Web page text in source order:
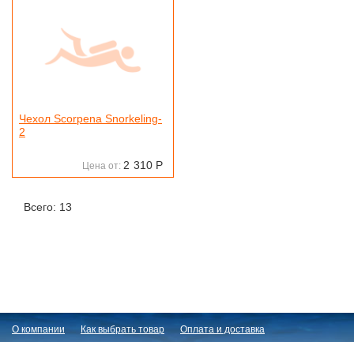
Чехол Scorpena Snorkeling-
2
Цена от: 2 310 Р
Всего: 13
О компании Как выбрать товар Оплата и доставка